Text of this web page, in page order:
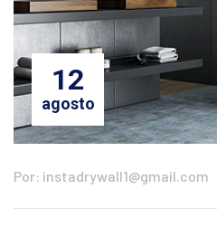
12
agosto
Por: instadrywall1@gmail.com